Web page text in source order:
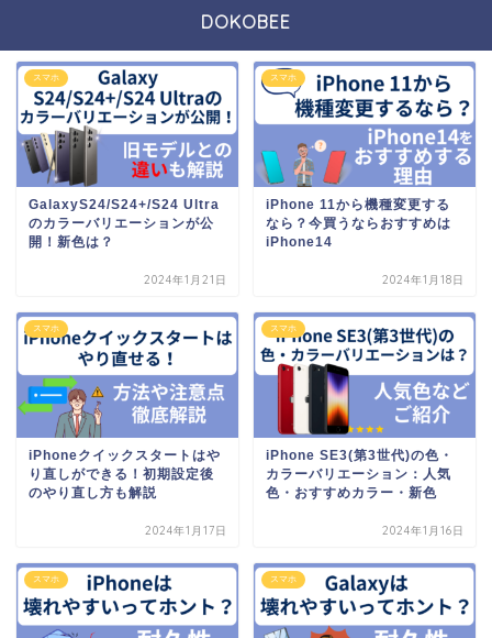
DOKOBEE
スマホ
GalaxyS24/S24+/S24 Ultra
のカラーバリエーションが公
開！新色は？
2024年1月21日
スマホ
iPhone 11から機種変更する
なら？今買うならおすすめは
iPhone14
2024年1月18日
スマホ
iPhoneクイックスタートはや
り直しができる！初期設定後
のやり直し方も解説
2024年1月17日
スマホ
iPhone SE3(第3世代)の色・
カラーバリエーション：人気
色・おすすめカラー・新色
2024年1月16日
スマホ スマホ